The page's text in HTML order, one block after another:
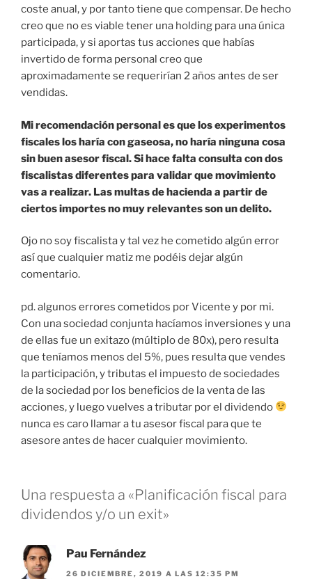
coste anual, y por tanto tiene que compensar. De hecho
creo que no es viable tener una holding para una única
participada, y si aportas tus acciones que habías
invertido de forma personal creo que
aproximadamente se requerirían 2 años antes de ser
vendidas.
Mi recomendación personal es que los experimentos
fiscales los haría con gaseosa, no haría ninguna cosa
sin buen asesor fiscal. Si hace falta consulta con dos
fiscalistas diferentes para validar que movimiento
vas a realizar. Las multas de hacienda a partir de
ciertos importes no muy relevantes son un delito.
Ojo no soy fiscalista y tal vez he cometido algún error
así que cualquier matiz me podéis dejar algún
comentario.
pd. algunos errores cometidos por Vicente y por mi.
Con una sociedad conjunta hacíamos inversiones y una
de ellas fue un exitazo (múltiplo de 80x), pero resulta
que teníamos menos del 5%, pues resulta que vendes
la participación, y tributas el impuesto de sociedades
de la sociedad por los beneficios de la venta de las
acciones, y luego vuelves a tributar por el dividendo
nunca es caro llamar a tu asesor fiscal para que te
asesore antes de hacer cualquier movimiento.
Una respuesta a «Planificación fiscal para
dividendos y/o un exit»
Pau Fernández
26 DICIEMBRE, 2019 A LAS 12:35 PM